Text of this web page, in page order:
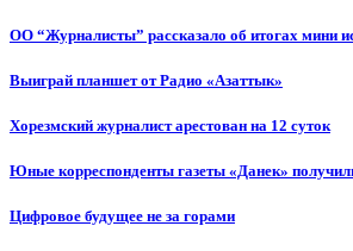
ОО “Журналисты” рассказало об итогах мини
Выиграй планшет от Радио «Азаттык»
Хорезмский журналист арестован на 12 суток
Юные корреспонденты газеты «Данек»
Цифровое будущее не за горами